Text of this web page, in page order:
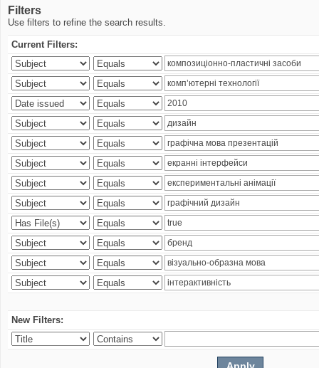
Filters
Use filters to refine the search results.
Current Filters:
New Filters: